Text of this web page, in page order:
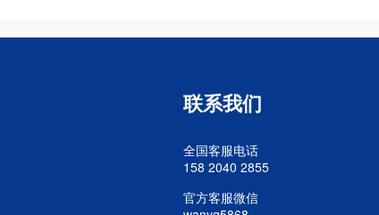
联系我们
全国客服电话
158 2040 2855
官方客服微信